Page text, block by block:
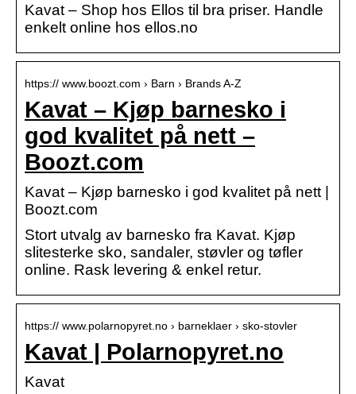
Kavat – Shop hos Ellos til bra priser. Handle
enkelt online hos ellos.no
https:// www.boozt.com › Barn › Brands A-Z
Kavat – Kjøp barnesko i
god kvalitet på nett –
Boozt.com
Kavat – Kjøp barnesko i god kvalitet på nett |
Boozt.com
Stort utvalg av barnesko fra Kavat. Kjøp
slitesterke sko, sandaler, støvler og tøfler
online. Rask levering & enkel retur.
https:// www.polarnopyret.no › barneklaer › sko-stovler
Kavat | Polarnopyret.no
Kavat